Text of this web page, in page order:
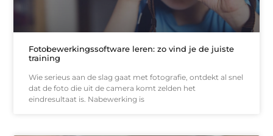
Fotobewerkingssoftware leren: zo vind je de juiste
training
Wie serieus aan de slag gaat met fotografie, ontdekt al snel
dat de foto die uit de camera komt zelden het
eindresultaat is. Nabewerking is